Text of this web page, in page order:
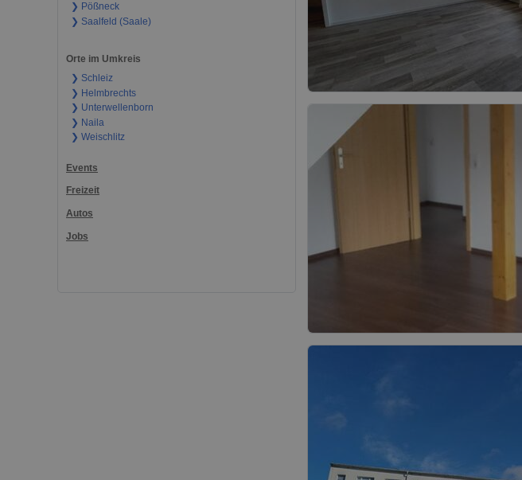
❯ Pößneck
❯ Saalfeld (Saale)
Orte im Umkreis
❯ Schleiz
❯ Helmbrechts
❯ Unterwellenborn
❯ Naila
❯ Weischlitz
Events
Freizeit
Autos
Jobs